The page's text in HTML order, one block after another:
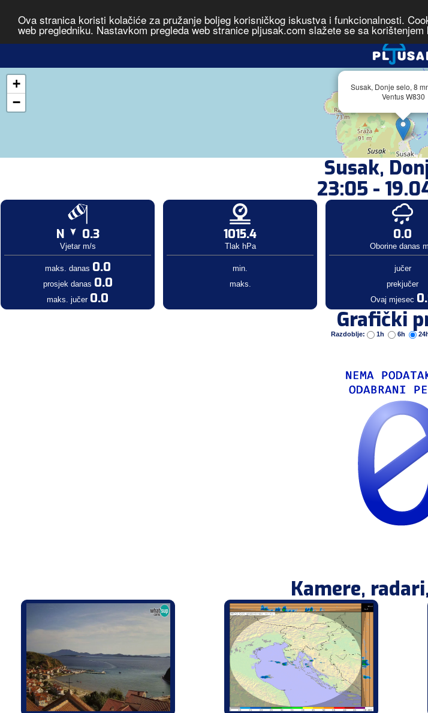
Ova stranica koristi kolačiće za pružanje boljeg korisničkog iskustva i funkcionalnosti.
web pregledniku. Nastavkom pregleda web stranice pljusak.com slažete se sa korištenjem
Susak, Donje selo, 8
Ventus W830
+
−
Susak,
23:05 -
N 0.3
Vjetar m/s
maks. danas 0.0
prosjek danas 0.0
maks. jučer 0.0
1015.4
Tlak hPa
min.
maks.
0.0
Oborine danas
jučer
prekjučer
Ovaj mjesec
Grafički
Razdoblje: 1h 6h
Kamere,